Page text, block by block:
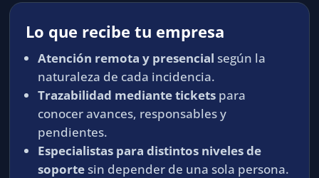
Lo que recibe tu empresa
Atención remota y presencial según la
naturaleza de cada incidencia.
Trazabilidad mediante tickets para
conocer avances, responsables y
pendientes.
Especialistas para distintos niveles de
soportesin depender de una sola persona.